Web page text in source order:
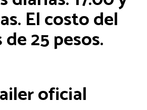
El costo del
25 pesos.
oficial